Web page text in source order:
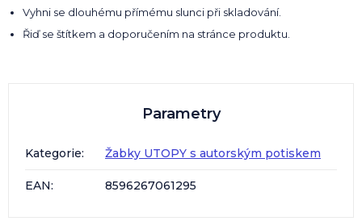
Vyhni se dlouhému přímému slunci při skladování.
Řiď se štítkem a doporučením na stránce produktu.
Parametry
Kategorie: Žabky UTOPY s autorským potiskem
EAN: 8596267061295